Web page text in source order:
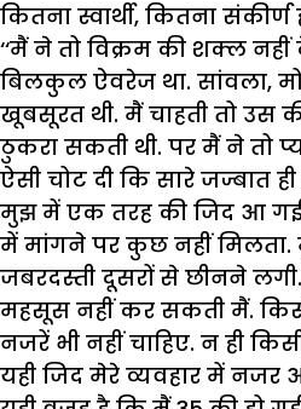
कितना स्वार्थी, कितना संकीर्ण
‘‘मैं ने तो विक्रम की शक्ल
बिलकुल ऐवरेज था. सांवला,
खूबसूरत थी. मैं चाहती तो उस
ठुकरा सकती थी. पर मैं ने तो
ऐसी चोट दी कि सारे जज्बात
मुझ में एक तरह की जिद आ
में मांगने पर कुछ नहीं मिलता.
जबरदस्ती दूसरों से छीनने
महसूस नहीं कर सकती मैं.
नजरें भी नहीं चाहिए. न ही
यही जिद मेरे व्यवहार में